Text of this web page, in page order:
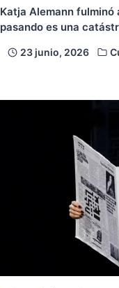
Katja Alemann fulminó
pasando es una
23 junio, 2026